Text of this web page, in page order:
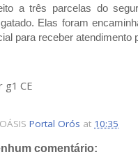
a três parcelas do
Elas foram
para receber atendimento
g1 CE
Portal Orós at 10:35
comentário: